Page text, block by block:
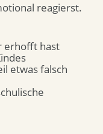
reagierst.
erhofft hast
etwas falsch